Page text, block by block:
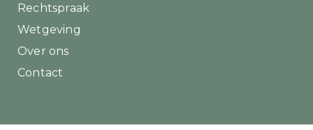
Rechtspraak
Wetgeving
Over ons
Contact